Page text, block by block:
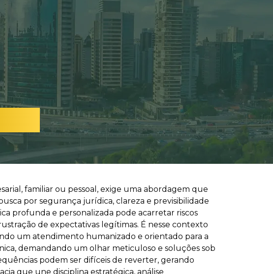
familiar ou pessoal, exige uma abordagem que
por segurança jurídica, clareza e previsibilidade
profunda e personalizada pode acarretar riscos
de expectativas legítimas. É nesse contexto
um atendimento humanizado e orientado para a
demandando um olhar meticuloso e soluções sob
podem ser difíceis de reverter, gerando
que une disciplina estratégica, análise